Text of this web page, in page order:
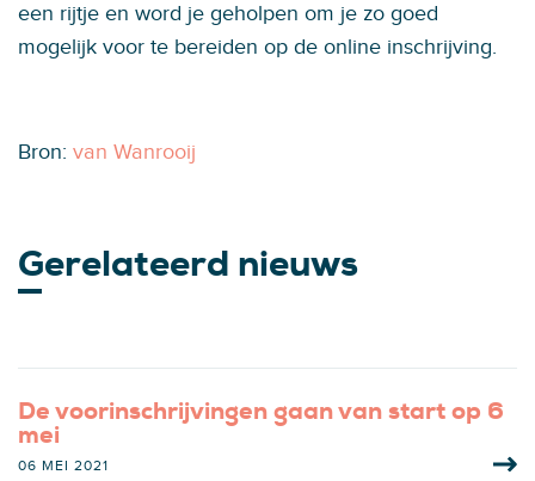
een rijtje en word je geholpen om je zo goed
mogelijk voor te bereiden op de online inschrijving.
Bron: van Wanrooij
Gerelateerd nieuws
De voorinschrijvingen gaan van start op 6
mei
06 MEI 2021